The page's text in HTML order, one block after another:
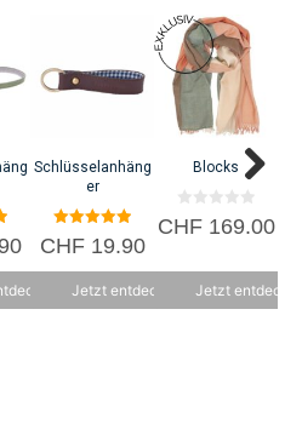
Schlüsselanhäng
er
5.00
von 5
CHF19.90
Jetzt entdecken
Blocks
0
v
CHF169.00
Jetzt